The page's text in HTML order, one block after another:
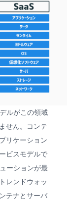
ルがこの領域
せん。コンテ
リケーション
ビスモデルで
ーションが最
レンドウォッ
テナとサーバ